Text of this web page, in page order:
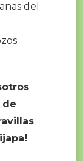
del
de